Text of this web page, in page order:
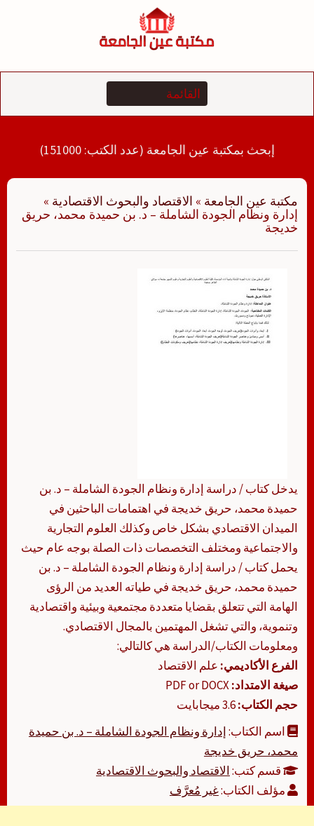
إبحث بمكتبة عين الجامعة (عدد الكتب: 151000)
مكتبة عين الجامعة » الاقتصاد والبحوث الاقتصادية »
إدارة ونظام الجودة الشاملة – د. بن حميدة محمد، حريق
خديجة
يدخل كتاب / دراسة إدارة ونظام الجودة الشاملة – د. بن
حميدة محمد، حريق خديجة في اهتمامات الباحثين في
الميدان الاقتصادي بشكل خاص وكذلك العلوم التجارية
والاجتماعية ومختلف التخصصات ذات الصلة بوجه عام حيث
يحمل كتاب / دراسة إدارة ونظام الجودة الشاملة – د. بن
حميدة محمد، حريق خديجة في طياته العديد من الرؤى
الهامة التي تتعلق بقضايا متعددة مجتمعية وبيئية واقتصادية
وتنموية، والتي تشغل المهتمين بالمجال الاقتصادي.
ومعلومات الكتاب/الدراسة هي كالتالي:
الفرع الأكاديمي: علم الاقتصاد
صيغة الامتداد:
حجم الكتاب:
اسم الكتاب:إدارة ونظام الجودة الشاملة – د. بن حميدة
محمد، حريق خديجة
قسم كتب:الاقتصاد والبحوث الاقتصادية
مؤلف الكتاب:غير مُعرَّف